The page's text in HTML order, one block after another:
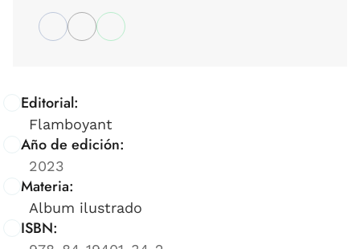
Editorial:
Flamboyant
Año de edición:
2023
Materia:
Album ilustrado
ISBN: